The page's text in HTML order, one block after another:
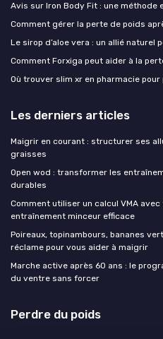
Avis sur Iron Body Fit : une méthode
Comment gérer la perte de poids
Le sirop d’aloe vera : un allié naturel
Comment Forxiga peut aider à la
Où trouver slim xr en pharmacie
Les derniers articles
Maigrir en courant : structurer ses
graisses
Open wod : transformer les
durables
Comment utiliser un calcul VMA
entraînement minceur efficace
Poireaux, topinambours, bananes
réclame pour vous aider à maigrir
Marche active après 60 ans : le
du ventre sans forcer
Perdre du poids